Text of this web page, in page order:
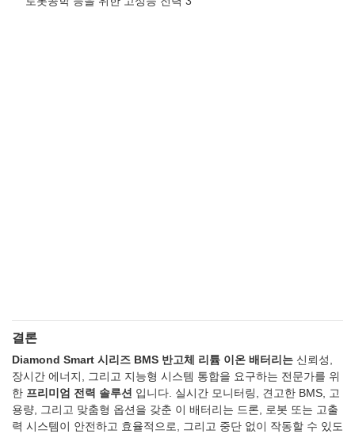
결론
Diamond Smart 시리즈 BMS 반고체 리튬 이온 배터리는 신뢰성,
장시간 에너지, 그리고 지능형 시스템 통합을 요구하는 전문가를 위
한 프리미엄 전력 솔루션 입니다. 실시간 모니터링, 견고한 BMS, 고
용량, 그리고 맞춤형 옵션을 갖춘 이 배터리는 드론, 로봇 또는 고출
력 시스템이 안전하고 효율적으로, 그리고 중단 없이 작동할 수 있도